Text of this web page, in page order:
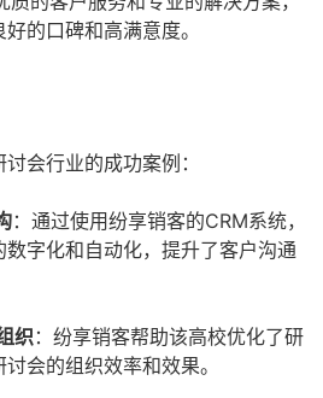
的口碑和高满意度。
会行业的成功案例：
：通过使用纷享销客的CRM系统，
字化和自动化，提升了客户沟通
织：纷享销客帮助该高校优化了研
会的组织效率和效果。